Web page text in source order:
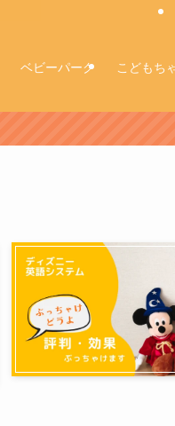
ベビーパーク こどもち